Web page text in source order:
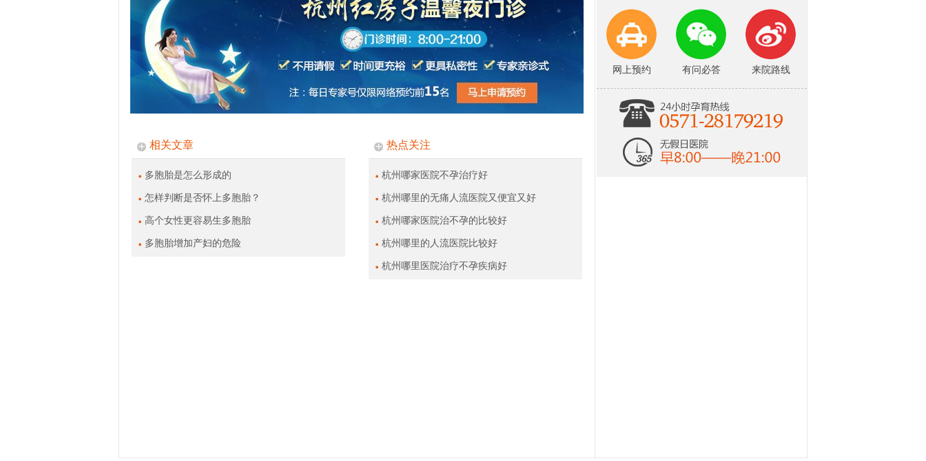
相关文章
多胞胎是怎么形成的
怎样判断是否怀上多胞胎？
高个女性更容易生多胞胎
多胞胎增加产妇的危险
热点关注
杭州哪家医院不孕治疗好
杭州哪里的无痛人流医院又便宜又好
杭州哪家医院治不孕的比较好
杭州哪里的人流医院比较好
杭州哪里医院治疗不孕疾病好
网上预约 有问必答 来院路线